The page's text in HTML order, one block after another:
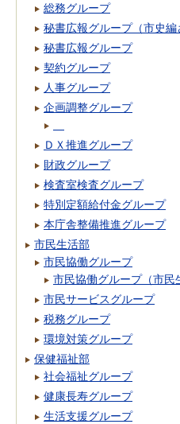
総務グループ
秘書広報グループ（市史編
秘書広報グループ
契約グループ
人事グループ
企画調整グループ
ＤＸ推進グループ
財政グループ
検査室検査グループ
特別定額給付金グループ
本庁舎整備推進グループ
市民生活部
市民協働グループ
市民協働グループ（市民
市民サービスグループ
税務グループ
環境対策グループ
保健福祉部
社会福祉グループ
健康長寿グループ
生活支援グループ